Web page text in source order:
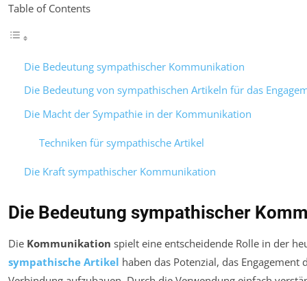
Table of Contents
Die Bedeutung sympathischer Kommunikation
Die Bedeutung von sympathischen Artikeln für das
Die Macht der Sympathie in der Kommunikation
Techniken für sympathische Artikel
Die Kraft sympathischer Kommunikation
Die Bedeutung sympathischer
Die Kommunikation spielt eine entscheidende Rolle in der
sympathische Artikel haben das Potenzial, das